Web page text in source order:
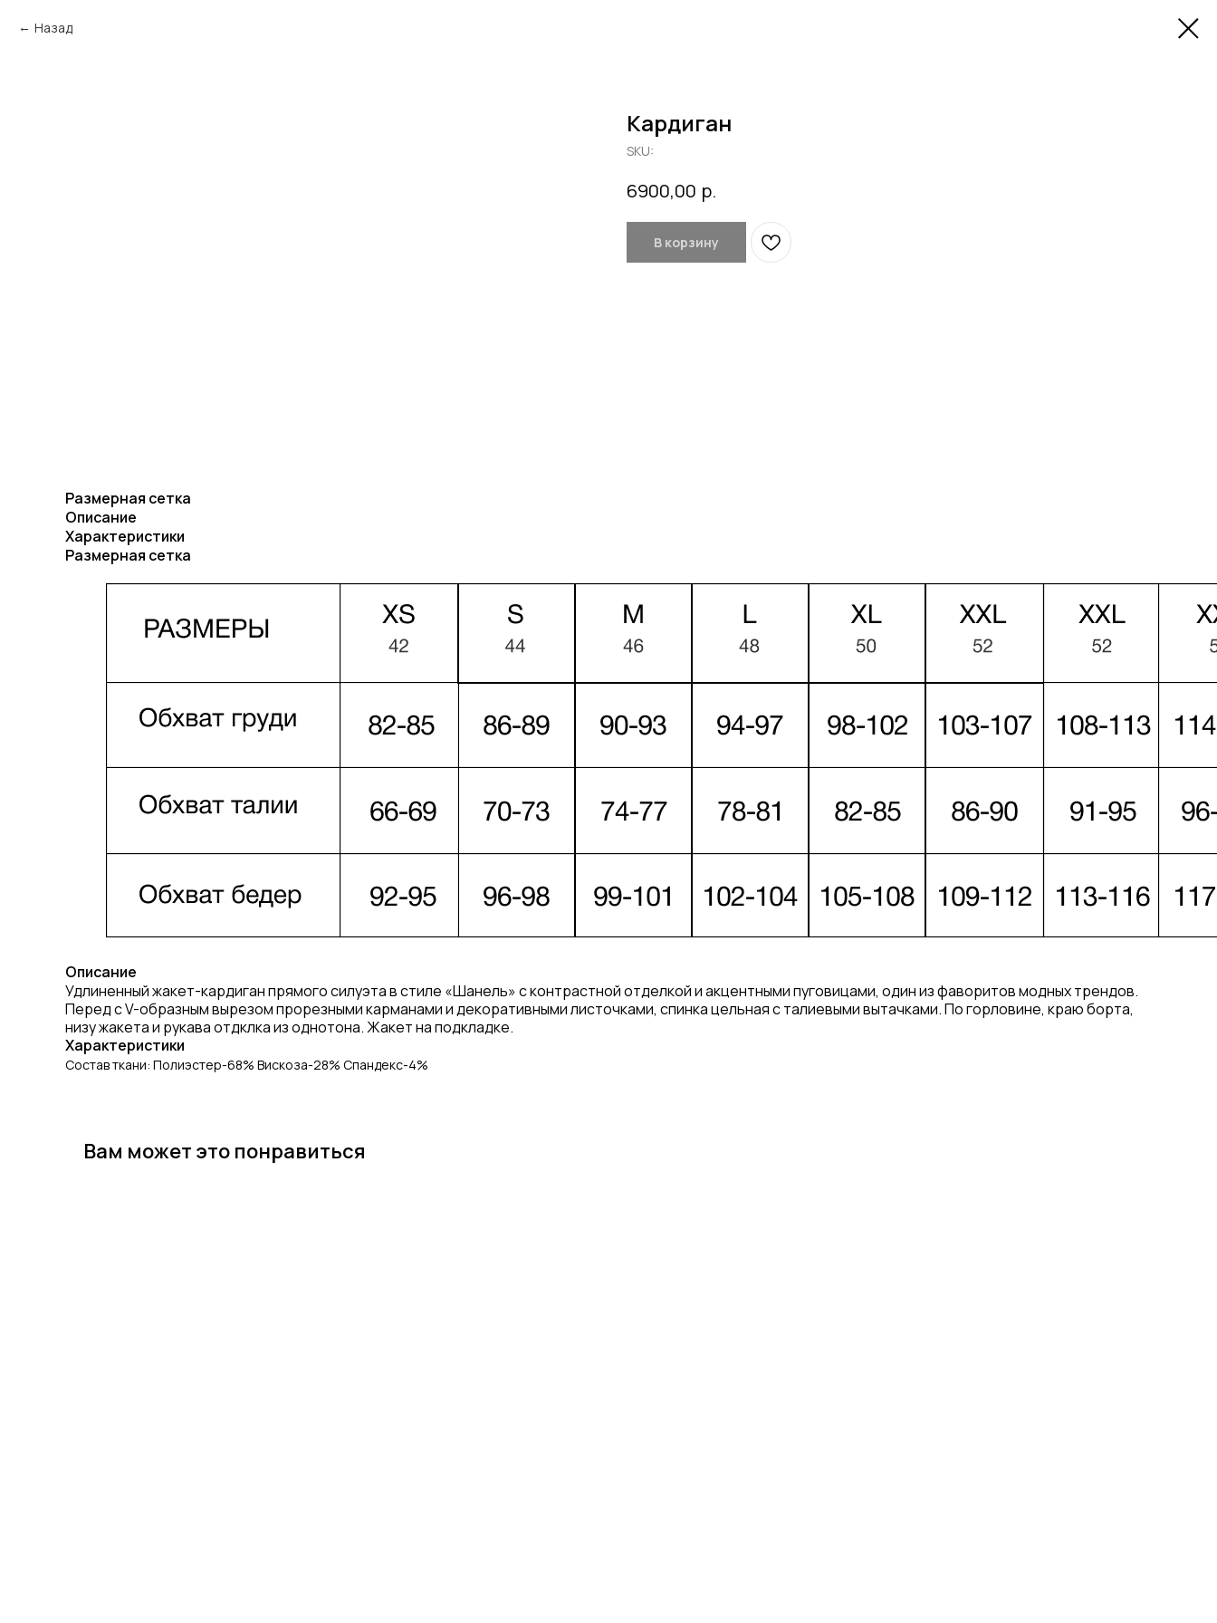
Назад
Кардиган
SKU:
6900,00 р.
В корзину
Размерная сетка
Описание
Характеристики
Размерная сетка
Описание
Удлиненный жакет-кардиган прямого силуэта в стиле «Шанель» с контрастной отделкой и акцентными пуговицами, один из фаворитов модных трендов.
Перед с V-образным вырезом прорезными карманами и декоративными листочками, спинка цельная с талиевыми вытачками. По горловине, краю борта,
низу жакета и рукава отдклка из однотона. Жакет на подкладке.
Характеристики
Состав ткани: Полиэстер-68% Вискоза-28% Спандекс-4%
Вам может это понравиться